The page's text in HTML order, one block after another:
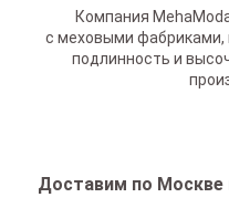
Компания
с меховыми
подлинность и
Доставим по Москве